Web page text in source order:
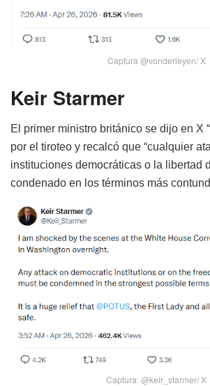
Captura @vonderleyen/ X
Keir Starmer
El primer ministro británico se dijo en X
por el tiroteo y recalcó que “cualquier
instituciones democráticas o la libertad
condenado en los términos más
Captura: @keir_starmer/ X